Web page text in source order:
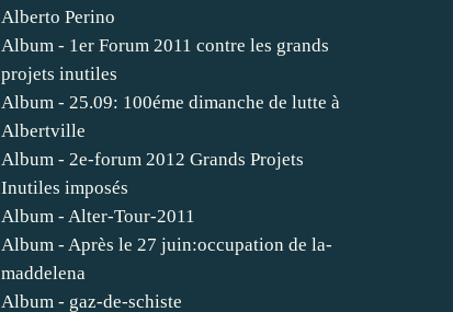
Alberto Perino
Album - 1er Forum 2011 contre les grands
projets inutiles
Album - 25.09: 100éme dimanche de lutte à
Albertville
Album - 2e-forum 2012 Grands Projets
Inutiles imposés
Album - Alter-Tour-2011
Album - Après le 27 juin:occupation de la-
maddelena
Album - gaz-de-schiste